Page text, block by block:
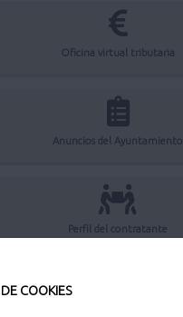
COOKIES
Oficina virtual tributaria
Anuncios del Ayuntamiento
Perfil del contratante